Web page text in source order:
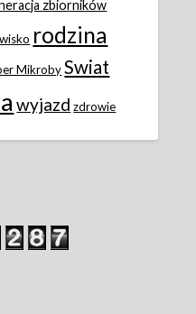
zbiorników
rodzina
Mikroby Swiat
wyjazd zdrowie